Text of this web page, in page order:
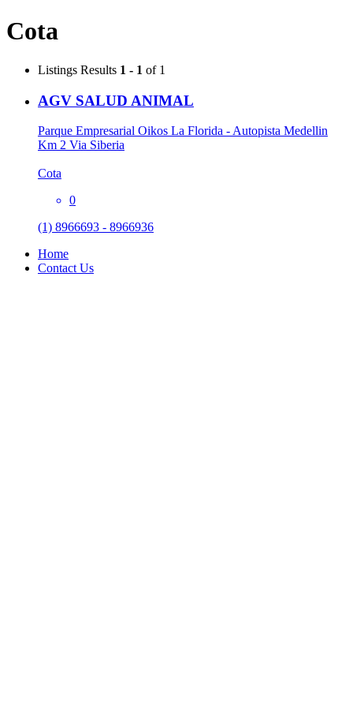
Cota
Listings Results 1 - 1 of 1
AGV SALUD ANIMAL
Parque Empresarial Oikos La Florida - Autopista Medellin
Km 2 Via Siberia
Cota
0
(1) 8966693 - 8966936
Home
Contact Us